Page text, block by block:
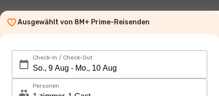
Ausgewählt von 8M+ Prime-Reisenden
Check-In / Check-Out
Personen